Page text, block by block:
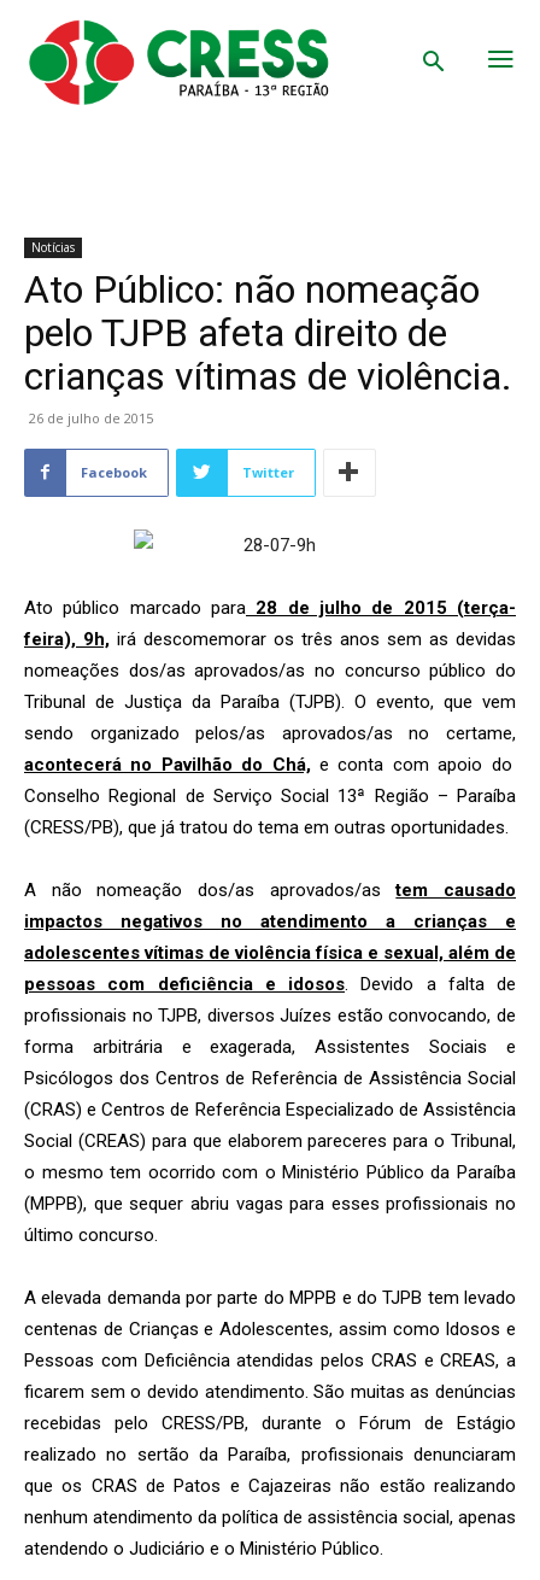
Notícias
Ato Público: não nomeação
pelo TJPB afeta direito de
crianças vítimas de violência.
26 de julho de 2015
Facebook Twitter
Ato público marcado para 28 de julho de 2015 (terça-
feira), 9h, irá descomemorar os três anos sem as devidas
nomeações dos/as aprovados/as no concurso público do
Tribunal de Justiça da Paraíba (TJPB). O evento, que vem
sendo organizado pelos/as aprovados/as no certame,
acontecerá no Pavilhão do Chá,e conta com apoio do
Conselho Regional de Serviço Social 13ª Região – Paraíba
(CRESS/PB), que já tratou do tema em outras oportunidades.
A não nomeação dos/as aprovados/astem causado
impactos negativos no atendimento a crianças e
adolescentes vítimas de violência física e sexual, além de
pessoas com deficiência e idosos. Devido a falta de
profissionais no TJPB, diversos Juízes estão convocando, de
forma arbitrária e exagerada, Assistentes Sociais e
Psicólogos dos Centros de Referência de Assistência Social
(CRAS) e Centros de Referência Especializado de Assistência
Social (CREAS) para que elaborem pareceres para o Tribunal,
o mesmo tem ocorrido com o Ministério Público da Paraíba
(MPPB), que sequer abriu vagas para esses profissionais no
último concurso.
A elevada demanda por parte do MPPB e do TJPB tem levado
centenas de Crianças e Adolescentes, assim como Idosos e
Pessoas com Deficiência atendidas pelos CRAS e CREAS, a
ficarem sem o devido atendimento. São muitas as denúncias
recebidas pelo CRESS/PB, durante o Fórum de Estágio
realizado no sertão da Paraíba, profissionais denunciaram
que os CRAS de Patos e Cajazeiras não estão realizando
nenhum atendimento da política de assistência social, apenas
atendendo o Judiciário e o Ministério Público.